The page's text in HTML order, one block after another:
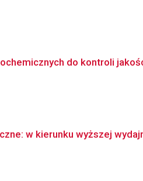
do kontroli
w kierunku wyższej